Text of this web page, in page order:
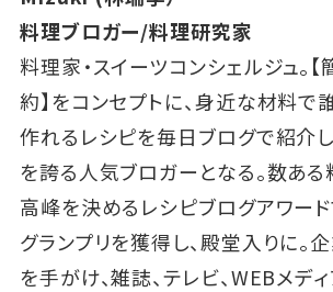
料理ブロガー/料理研究家
料理家・スイーツコンシェルジュ。【
約】をコンセプトに、身近な材料で
作れるレシピを毎日ブログで紹介
を誇る人気ブロガーとなる。数あ
高峰を決めるレシピブログアワー
グランプリを獲得し、殿堂入りに。
を手がけ、雑誌、テレビ、WEBメデ